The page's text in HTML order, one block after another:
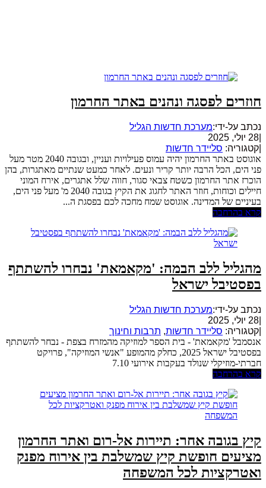
חוזרים לפסגה ונהנים באתר החרמון
נכתב על-ידי:מערכת חדשות הגליל
28 יולי, 2025
קטגוריה: סליידר חדשות
אוגוסט באתר החרמון יהיה עמוס פעילויות ועניין, ובגובה 2040 מטר מעל
פני הים, הכל הרבה יותר קריר ונעים. לאחר כמעט שנתיים מאתגרות, בהן
הוכרז אתר החרמון כשטח צבאי סגור, חווה שלל אתגרים, אירח המוני
חיילים וכוחות, חוזר האתר לחגוג את הקיץ בגובה 2040 מ' מעל פני הים,
בעיניים של המדינה. אוגוסט שמח מחכה לכם בפסגת ה...
קרא בהרחבה
מהגליל ללב הבמה: 'מקאמאת' נבחרו להשתתף
בפסטיבל ישראל
נכתב על-ידי:מערכת חדשות הגליל
28 יולי, 2025
קטגוריה: סליידר חדשות, תרבות וחינוך
אנסמבל 'מקאמאת' - בית הספר למוזיקה מהמזרח בצפת - נבחר להשתתף
בפסטיבל ישראל 2025, כחלק מהמופע "אנשי המוזיקה", פרויקט
חברתי-מוזיקלי שנולד בעקבות אירועי 7.10
קרא בהרחבה
קיץ בגובה אחר: תיירות אל-רום ואתר החרמון
מציעים חופשת קיץ שמשלבת בין אירוח מפנק
ואטרקציות לכל המשפחה